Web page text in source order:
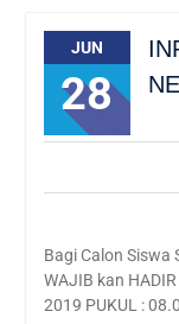
JUN
28
Bagi Calon Siswa
WAJIB kan
2019 PUKUL :